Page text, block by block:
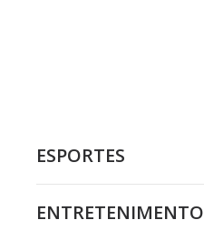
ESPORTES
ENTRETENIMENTO